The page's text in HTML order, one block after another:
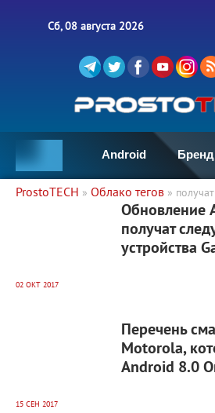
Сб, 08 августа 2026
Android
ProstoTECH » Облако тегов » получат
67 713 0
Обновление
получат
устройства
02 ОКТ 2017
Перечень
Motorola,
Android 8.0
15 СЕН 2017